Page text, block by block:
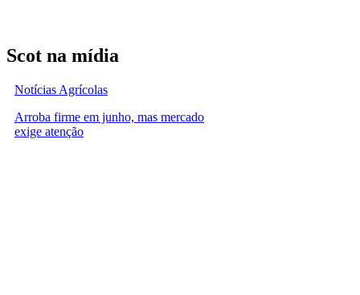
Scot na mídia
Notícias Agrícolas
Arroba firme em junho, mas mercado
exige atenção